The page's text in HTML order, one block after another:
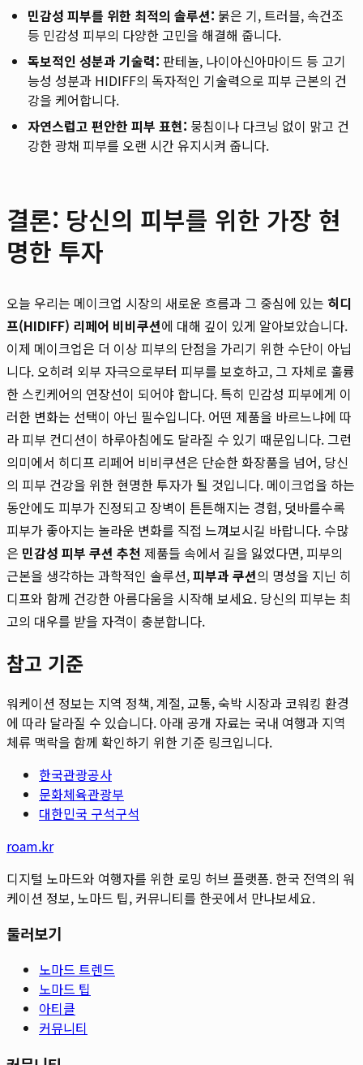
민감성 피부를 위한 최적의 솔루션: 붉은 기, 트러블, 속건조
등 민감성 피부의 다양한 고민을 해결해 줍니다.
독보적인 성분과 기술력: 판테놀, 나이아신아마이드 등 고기
능성 성분과 HIDIFF의 독자적인 기술력으로 피부 근본의 건
강을 케어합니다.
자연스럽고 편안한 피부 표현: 뭉침이나 다크닝 없이 맑고 건
강한 광채 피부를 오랜 시간 유지시켜 줍니다.
결론: 당신의 피부를 위한 가장 현
명한 투자
오늘 우리는 메이크업 시장의 새로운 흐름과 그 중심에 있는 히디
프(HIDIFF) 리페어 비비쿠션에 대해 깊이 있게 알아보았습니다.
이제 메이크업은 더 이상 피부의 단점을 가리기 위한 수단이 아닙
니다. 오히려 외부 자극으로부터 피부를 보호하고, 그 자체로 훌륭
한 스킨케어의 연장선이 되어야 합니다. 특히 민감성 피부에게 이
러한 변화는 선택이 아닌 필수입니다. 어떤 제품을 바르느냐에 따
라 피부 컨디션이 하루아침에도 달라질 수 있기 때문입니다. 그런
의미에서 히디프 리페어 비비쿠션은 단순한 화장품을 넘어, 당신
의 피부 건강을 위한 현명한 투자가 될 것입니다. 메이크업을 하는
동안에도 피부가 진정되고 장벽이 튼튼해지는 경험, 덧바를수록
피부가 좋아지는 놀라운 변화를 직접 느껴보시길 바랍니다. 수많
은 민감성 피부 쿠션 추천 제품들 속에서 길을 잃었다면, 피부의
근본을 생각하는 과학적인 솔루션,피부과 쿠션의 명성을 지닌 히
디프와 함께 건강한 아름다움을 시작해 보세요. 당신의 피부는 최
고의 대우를 받을 자격이 충분합니다.
참고 기준
워케이션 정보는 지역 정책, 계절, 교통, 숙박 시장과 코워킹 환경
에 따라 달라질 수 있습니다. 아래 공개 자료는 국내 여행과 지역
체류 맥락을 함께 확인하기 위한 기준 링크입니다.
한국관광공사
문화체육관광부
대한민국 구석구석
roam.kr
디지털 노마드와 여행자를 위한 로밍 허브 플랫폼. 한국 전역의 워
케이션 정보, 노마드 팁, 커뮤니티를 한곳에서 만나보세요.
둘러보기
노마드 트렌드
노마드 팁
아티클
커뮤니티